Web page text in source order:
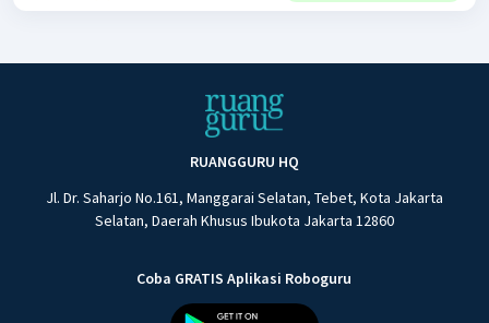
RUANGGURU HQ
Jl. Dr. Saharjo No.161, Manggarai Selatan, Tebet, Kota Jakarta
Selatan, Daerah Khusus Ibukota Jakarta 12860
Coba GRATIS Aplikasi Roboguru